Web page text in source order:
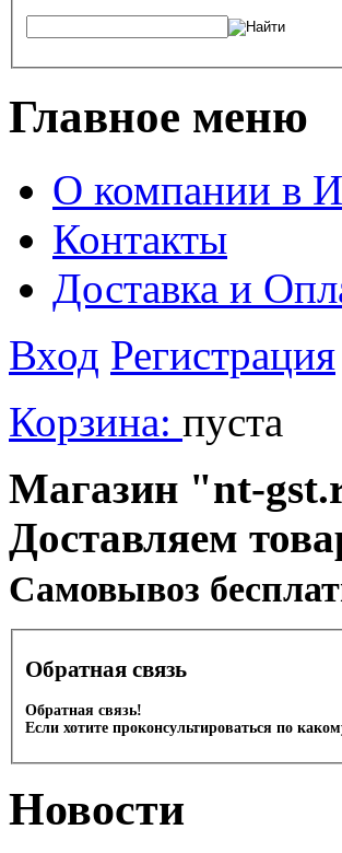
Главное меню
О компании в
Контакты
Доставка и
Вход Регистрация
Корзина: пуста
Магазин "nt-
Доставляем
Cамовывоз
Обратная связь
Обратная связь!
Если хотите проконсультироваться по
Новости